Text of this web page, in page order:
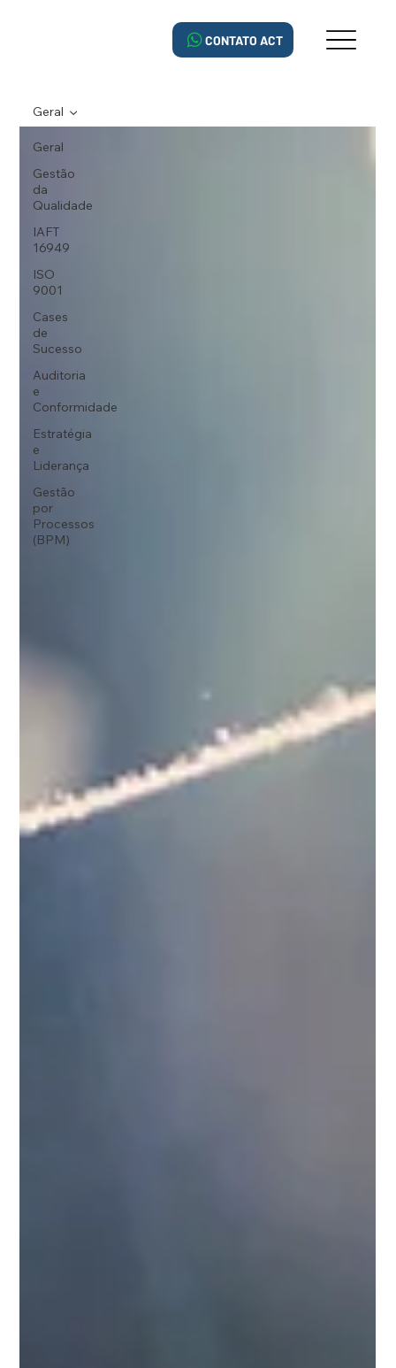
CONTATO ACT
Geral
Gestão
da
Qualidade
IAFT
16949
ISO
9001
Cases
de
Sucesso
Auditoria
e
Conformidade
Estratégia
e
Liderança
Gestão
por
Processos
(BPM)
Geral